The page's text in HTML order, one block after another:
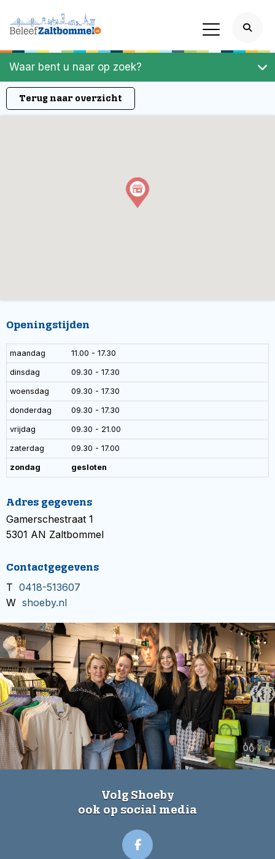
Waar bent u naar op zoek?
Terug naar overzicht
Openingstijden
maandag 11.00 - 17.30
dinsdag 09.30 - 17.30
woensdag 09.30 - 17.30
donderdag 09.30 - 17.30
vrijdag 09.30 - 21.00
zaterdag 09.30 - 17.00
zondag gesloten
Adres gegevens
Gamerschestraat 1
5301 AN Zaltbommel
Contactgegevens
T 0418-513607
W shoeby.nl
Volg Shoeby
ook op social media